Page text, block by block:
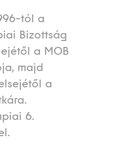
tól a
Bizottság
a MOB
majd
a
6.